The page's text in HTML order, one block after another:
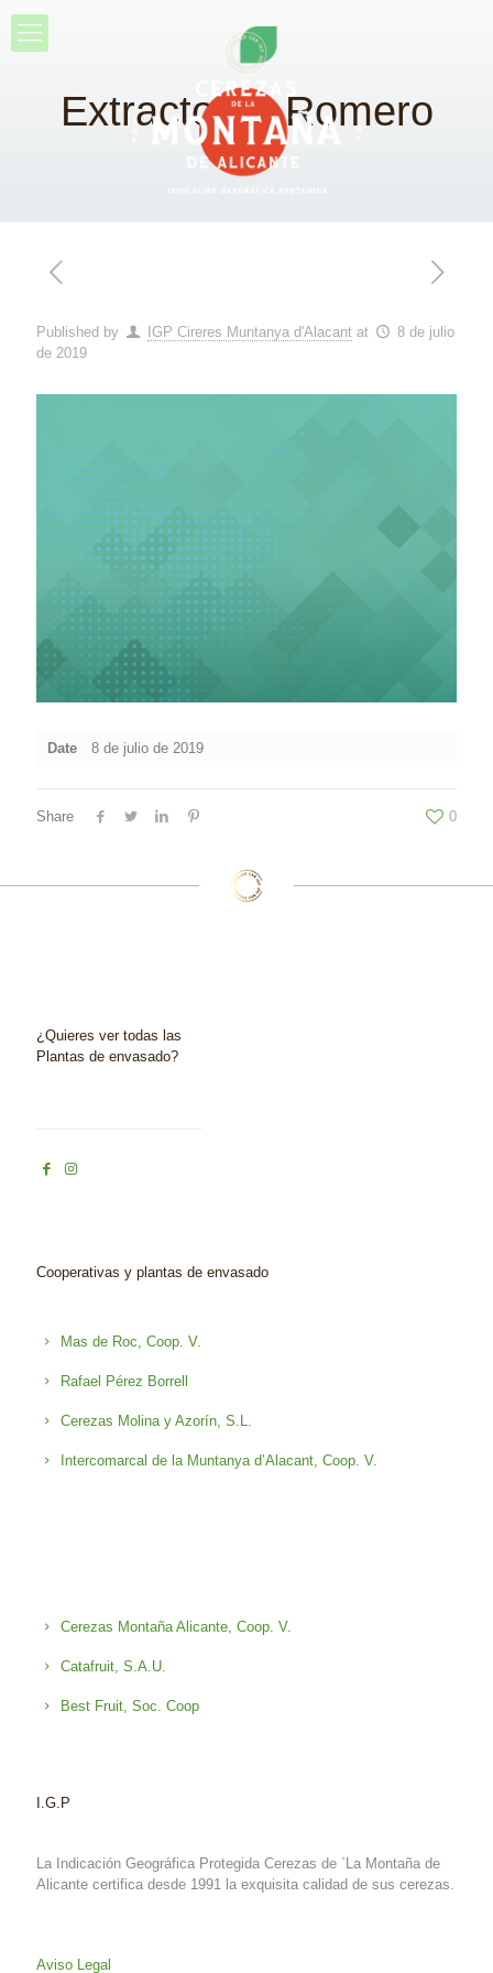
Extracto de Romero
Published by IGP Cireres Muntanya d'Alacant at
8 de julio
de 2019
Date 8 de julio de 2019
Share 0
¿Quieres ver todas las
Plantas de envasado?
Cooperativas y plantas de envasado
Mas de Roc, Coop. V.
Rafael Pérez Borrell
Cerezas Molina y Azorín, S.L.
Intercomarcal de la Muntanya d’Alacant, Coop. V.
Cerezas Montaña Alicante, Coop. V.
Catafruit, S.A.U.
Best Fruit, Soc. Coop
I.G.P
La Indicación Geográfica Protegida Cerezas de `La Montaña de
Alicante certifica desde 1991 la exquisita calidad de sus cerezas.
Aviso Legal